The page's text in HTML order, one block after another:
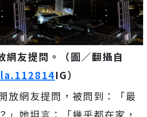
友提問。（圖／翻攝自
la.112814IG）
放網友提問，被問到：「最